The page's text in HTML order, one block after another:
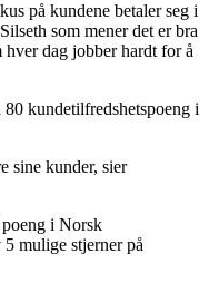
på kundene betaler seg i
som mener det er bra
dag jobber hardt for å
kundetilfredshetspoeng i
sine kunder, sier
i Norsk
mulige stjerner på